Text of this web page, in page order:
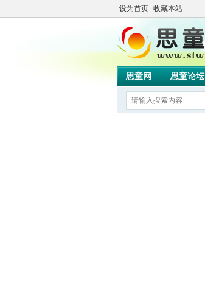
设为首页 收藏本站
思童网 思童论坛